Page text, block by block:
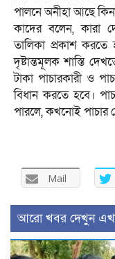
পালনে অনীহা আছে
কাদের বলেন, কারা
তালিকা প্রকাশ করতে
দৃষ্টান্তমূলক শাস্তি
টাকা পাচারকারী ও
বিধান করতে হবে।
পারলে, কখনোই পাচার
Mail
আরো খবর দেখুন